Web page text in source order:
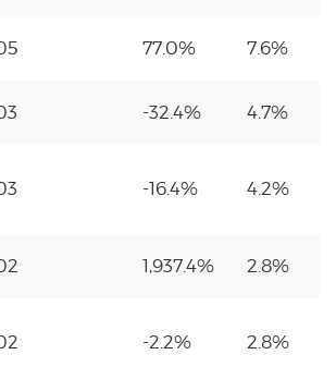
77.0% 7.6%
-32.4% 4.7%
-16.4% 4.2%
1,937.4% 2.8%
-2.2% 2.8%